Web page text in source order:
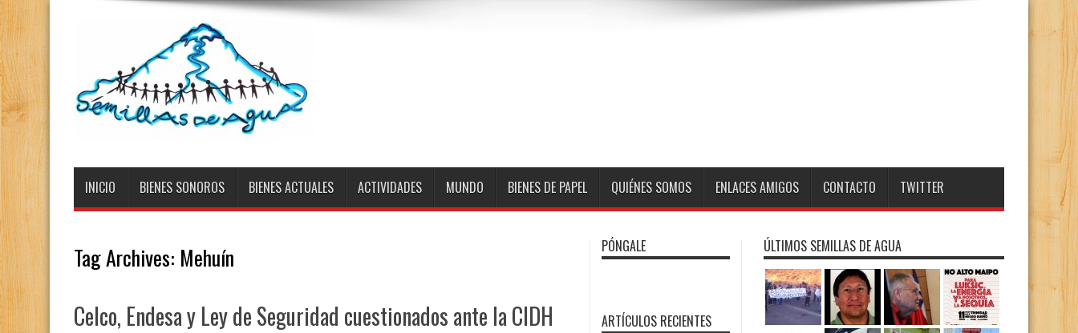
INICIO BIENES SONOROS BIENES ACTUALES ACTIVIDADES MUNDO BIENES DE PAPEL QUIÉNES SOMOS ENLACES AMIGOS CONTACTO TWITTER
Tag Archives: Mehuín
Celco, Endesa y Ley de Seguridad cuestionados ante la CIDH
PÓNGALE
ARTÍCULOS RECIENTES
ÚLTIMOS SEMILLAS DE AGUA